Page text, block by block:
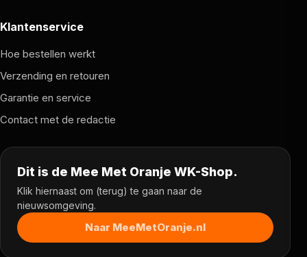
Klantenservice
Hoe bestellen werkt
Verzending en retouren
Garantie en service
Contact met de redactie
Dit is de Mee Met Oranje WK-Shop.
Klik hiernaast om (terug) te gaan naar de
nieuwsomgeving.
Naar MeeMetOranje.nl